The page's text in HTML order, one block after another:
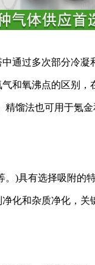
通过多次部分冷
和氧沸点的区别
馏法也可用于氪
)具有选择吸附的
化和杂质净化，